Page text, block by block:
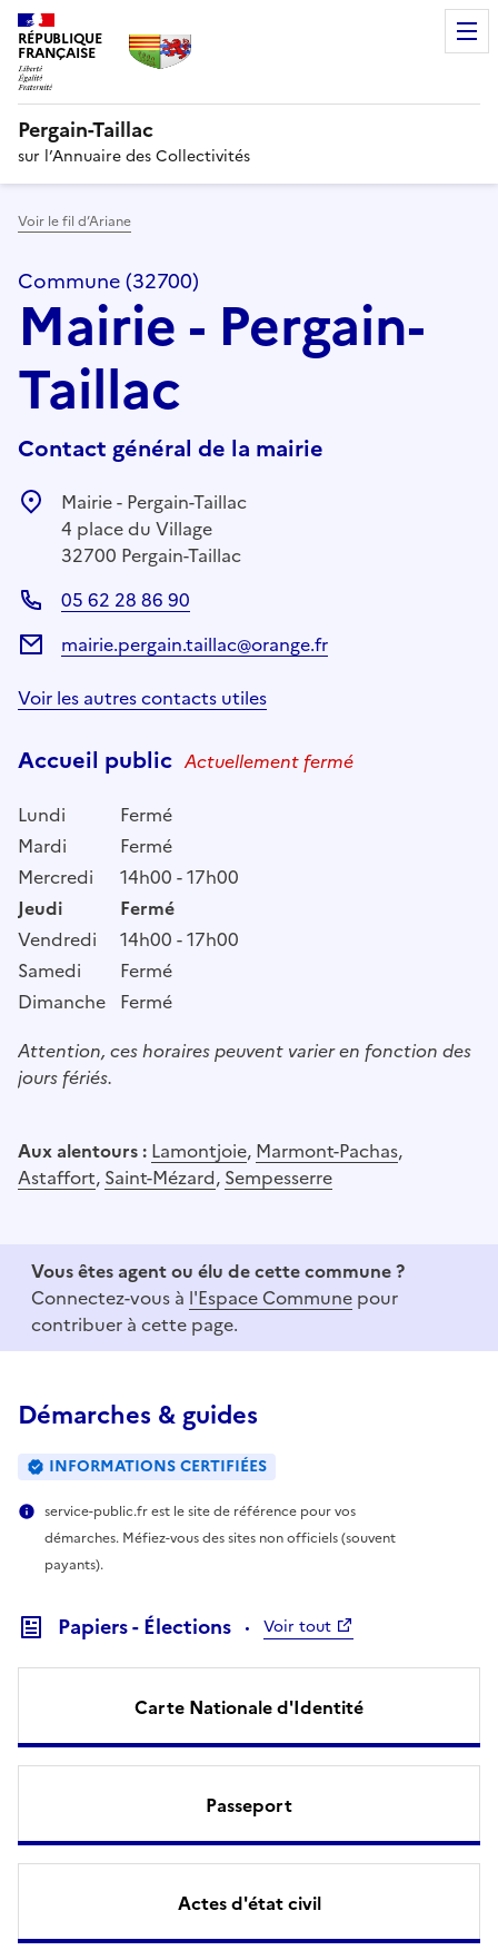
RÉPUBLIQUE
FRANÇAISE
Pergain-Taillac
sur l’Annuaire des Collectivités
Voir le fil d’Ariane
Commune (32700)
Mairie - Pergain-
Taillac
Contact général de la mairie
Mairie - Pergain-Taillac
4 place du Village
32700 Pergain-Taillac
05 62 28 86 90
mairie.pergain.taillac@orange.fr
Voir les autres contacts utiles
Accueil public Actuellement fermé
Lundi
Fermé
Mardi
Fermé
Mercredi
14h00 - 17h00
Jeudi
Fermé
Vendredi
14h00 - 17h00
Samedi
Fermé
Dimanche Fermé
Attention, ces horaires peuvent varier en fonction des
jours fériés.
Aux alentours : Lamontjoie, Marmont-Pachas,
Astaffort, Saint-Mézard, Sempesserre
Vous êtes agent ou élu de cette commune ?
Connectez-vous à l'Espace Commune pour
contribuer à cette page.
Démarches & guides
INFORMATIONS CERTIFIÉES
service-public.fr est le site de référence pour vos
démarches. Méfiez-vous des sites non officiels (souvent
payants).
Papiers - Élections Voir tout
Carte Nationale d'Identité
Passeport
Actes d'état civil